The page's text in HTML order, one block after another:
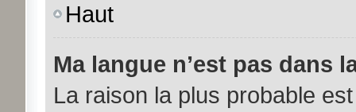
Haut
Ma langue n’est pas dans
La raison la plus probable